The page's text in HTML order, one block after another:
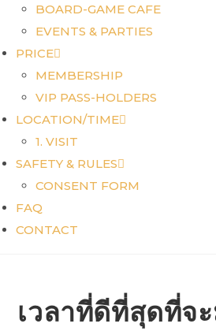
BOARD-GAME CAFE
EVENTS & PARTIES
PRICE
MEMBERSHIP
VIP PASS-HOLDERS
LOCATION/TIME
1. VISIT
SAFETY & RULES
CONSENT FORM
FAQ
CONTACT
เวลาที่ดีที่สุดที่จ